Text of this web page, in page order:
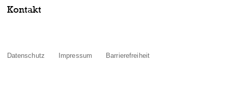
Kontakt
Datenschutz Impressum Barrierefreiheit